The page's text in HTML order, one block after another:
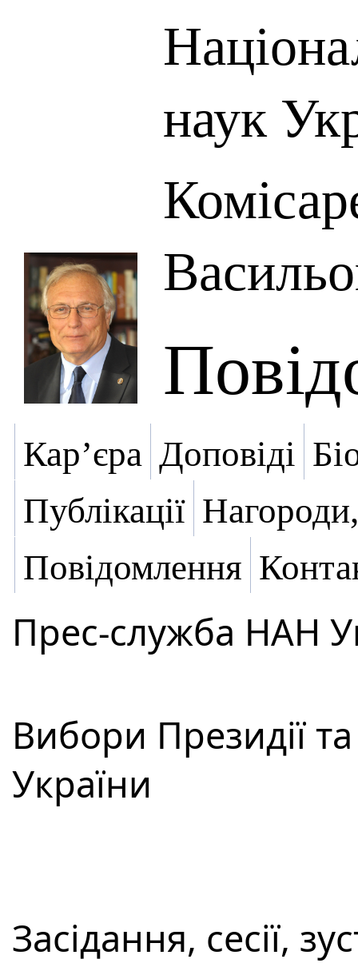
наук
Кар’єра Доповіді
Публікації
Повідомлення
Прес-служба НАН
Вибори Президії
України
Засідання, сесії,